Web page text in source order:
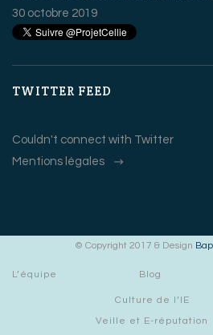
30 octobre 2019
TWITTER FEED
Couldn't connect with Twitter
Mentions légales
© Copyright 2017 & Design
L’équipe Blog
Culture de l’IE
Veille et E-réputation